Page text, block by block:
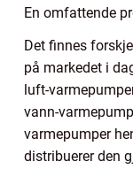
En omfattende
Det finnes
på markedet i
luft-
vann-
varmepumper
distribuerer den